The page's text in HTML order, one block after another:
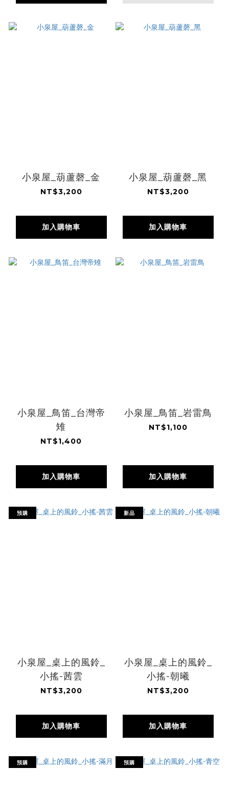
小泉屋_葫蘆磬_金
NT$3,200
加入購物車
小泉屋_葫蘆磬_黑
NT$3,200
加入購物車
小泉屋_鳥笛_台灣帝
雉
NT$1,400
加入購物車
小泉屋_鳥笛_岩雷鳥
NT$1,100
加入購物車
預購
小泉屋_桌上的風鈴_
小搖-茜雲
NT$3,200
加入購物車
新品
小泉屋_桌上的風鈴_
小搖-朝曦
NT$3,200
加入購物車
預購 預購